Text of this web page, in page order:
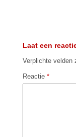
Laat een
Verplichte velden
Reactie *